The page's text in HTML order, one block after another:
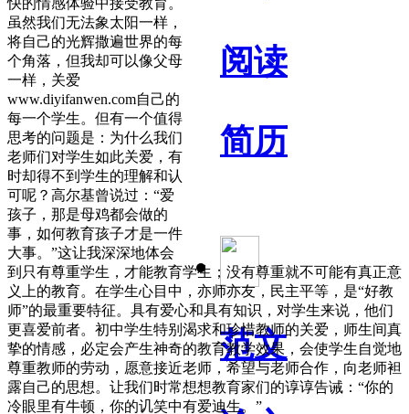
阅读
简历
范文
虽然我们无法象太阳一样，
将自己的光辉撒遍世界的每
个角落，但我却可以像父母
一样，关爱
www.diyifanwen.com自己的
每一个学生。但有一个值得
思考的问题是：为什么我们
老师们对学生如此关爱，有
时却得不到学生的理解和认
可呢？高尔基曾说过：“爱
孩子，那是母鸡都会做的
事，如何教育孩子才是一件
大事。”这让我深深地体会
到只有尊重学生，才能教育学生；没有尊重就不可能有真正意
义上的教育。在学生心目中，亦师亦友，民主平等，是“好教
师”的最重要特征。具有爱心和具有知识，对学生来说，他们
更喜爱前者。初中学生特别渴求和珍惜教师的关爱，师生间真
挚的情感，必定会产生神奇的教育教学效果，会使学生自觉地
尊重教师的劳动，愿意接近老师，希望与老师合作，向老师袒
露自己的思想。让我们时常想想教育家们的谆谆告诫：“你的
冷眼里有牛顿，你的讥笑中有爱迪生。”